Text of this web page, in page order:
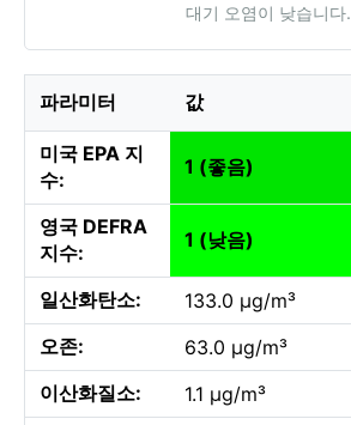
대기 오염이 낮습니다.
파라미터 값
미국 EPA 지
수:
1 (좋음)
영국 DEFRA
지수:
1 (낮음)
일산화탄소:
133.0 µg/m³
오존:
63.0 µg/m³
이산화질소:
1.1 µg/m³